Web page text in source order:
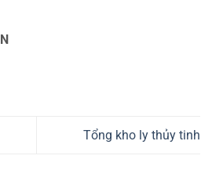
Tổng kho ly thủy tinh